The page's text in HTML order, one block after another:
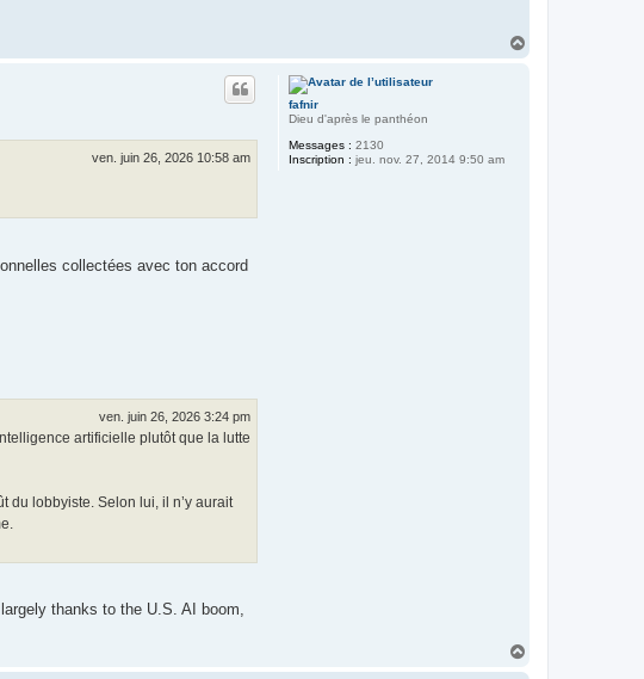
fafnir
Dieu d'après le panthéon
Messages : 2130
Inscription : jeu. nov. 27, 2014 9:50 am
ven. juin 26, 2026 10:58 am
collectées avec ton accord
ven. juin 26, 2026 3:24 pm
artificielle plutôt que la lutte
du lobbyiste. Selon lui, il n’y aurait
thanks to the U.S. AI boom,